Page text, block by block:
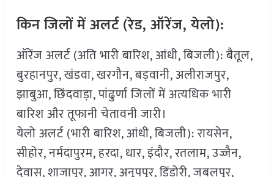
किन जिलों में अलर्ट (रेड, ऑरेंज, येलो):
ऑरेंज अलर्ट (अति भारी बारिश, आंधी, बिजली): बैतूल,
बुरहानपुर, खंडवा, खरगौन, बड़वानी, अलीराजपुर,
झाबुआ, छिंदवाड़ा, पांढुर्णा जिलों में अत्यधिक भारी
बारिश और तूफानी चेतावनी जारी।
येलो अलर्ट (भारी बारिश, आंधी, बिजली): रायसेन,
सीहोर, नर्मदापुरम, हरदा, धार, इंदौर, रतलाम, उज्जैन,